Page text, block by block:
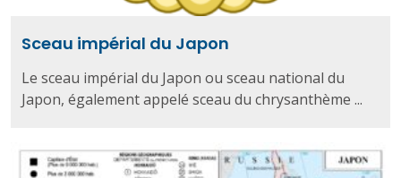
Sceau impérial du Japon
Le sceau impérial du Japon ou sceau national du
Japon, également appelé sceau du chrysanthème ...